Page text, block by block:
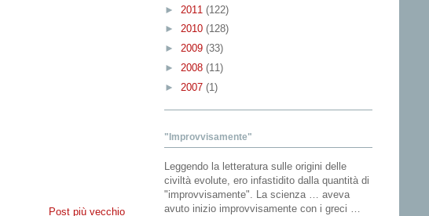
Post più vecchio
► 2011 (122)
► 2010 (128)
► 2009 (33)
► 2008 (11)
► 2007 (1)
"Improvvisamente"
Leggendo la letteratura sulle origini delle
civiltà evolute, ero infastidito dalla quantità di
"improvvisamente". La scienza … aveva
avuto inizio improvvisamente con i greci …